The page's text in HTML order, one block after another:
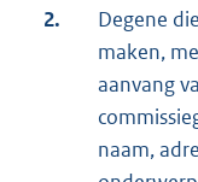
2.
Degene
maken,
aanvang
naam,